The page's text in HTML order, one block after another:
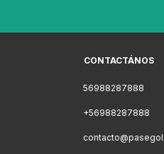
CONTACTÁNOS
56988287888
+56988287888